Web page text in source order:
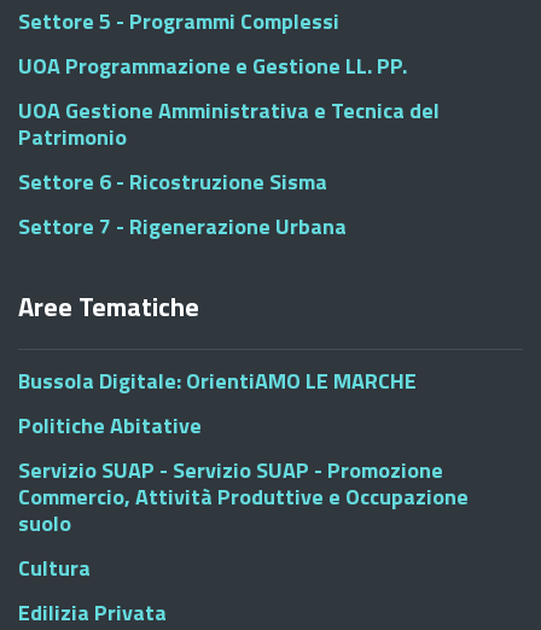
Settore 5 - Programmi Complessi
UOA Programmazione e Gestione LL. PP.
UOA Gestione Amministrativa e Tecnica del
Patrimonio
Settore 6 - Ricostruzione Sisma
Settore 7 - Rigenerazione Urbana
Aree Tematiche
Bussola Digitale: OrientiAMO LE MARCHE
Politiche Abitative
Servizio SUAP - Servizio SUAP - Promozione
Commercio, Attività Produttive e Occupazione
suolo
Cultura
Edilizia Privata